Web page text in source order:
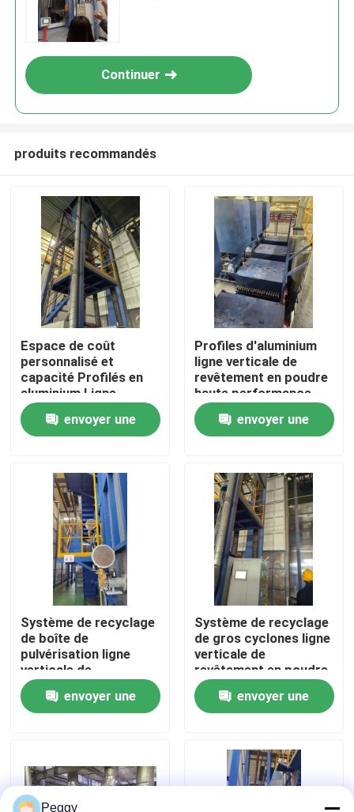
SOUMETTRE
Maison
Produits
Au sujet de nous
Visite d'usine
Contrôle de qualité
Contactez-nous
Demandez une citation
Ligne de revêtement verticale de poudre
Continuer
produits recommandés
Espace de coût
personnalisé et
capacité Profilés en
aluminium Ligne
verticale de
revêtement en poudre
haute performance
envoyer une
Profiles d'aluminium
ligne verticale de
revêtement en poudre
haute performance
envoyer une
Système de recyclage
de boîte de
pulvérisation ligne
verticale de
revêtement en poudre
haute performance
pour les profils en
envoyer une
Système de recyclage
de gros cyclones ligne
verticale de
revêtement en poudre
haute performance
pour les profils en
aluminium
envoyer une
Peggy